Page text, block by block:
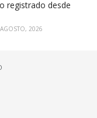
registrado desde
2026